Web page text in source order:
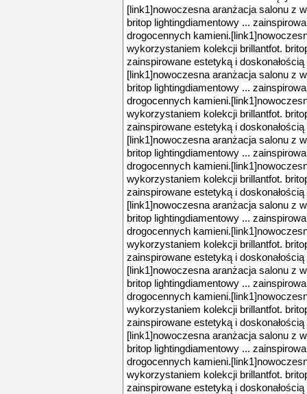
[link1]nowoczesna aranżacja salonu z
britop lightingdiamentowy ...
drogocennych
wykorzystaniem kolekcji brillantfot.
zainspirowane estetyką i
[link1]nowoczesna aranżacja salonu z
britop lightingdiamentowy ...
drogocennych
wykorzystaniem kolekcji brillantfot.
zainspirowane estetyką i
[link1]nowoczesna aranżacja salonu z
britop lightingdiamentowy ...
drogocennych
wykorzystaniem kolekcji brillantfot.
zainspirowane estetyką i
[link1]nowoczesna aranżacja salonu z
britop lightingdiamentowy ...
drogocennych
wykorzystaniem kolekcji brillantfot.
zainspirowane estetyką i
[link1]nowoczesna aranżacja salonu z
britop lightingdiamentowy ...
drogocennych
wykorzystaniem kolekcji brillantfot.
zainspirowane estetyką i
[link1]nowoczesna aranżacja salonu z
britop lightingdiamentowy ...
drogocennych
wykorzystaniem kolekcji brillantfot.
zainspirowane estetyką i